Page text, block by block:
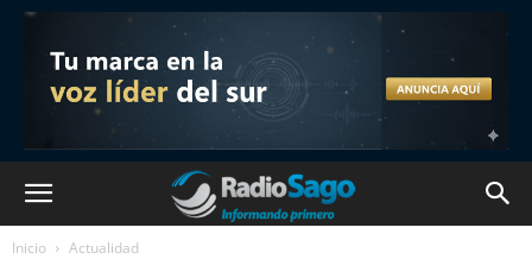
Inicio Actualidad